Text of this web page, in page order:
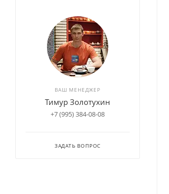
ВАШ МЕНЕДЖЕР
Тимур Золотухин
+7 (995) 384-08-08
ЗАДАТЬ ВОПРОС